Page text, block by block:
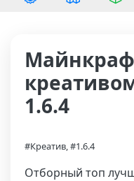
1.6.4
#Креатив, #1.6.4
Отборный топ